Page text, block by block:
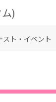
)
スト・イベント